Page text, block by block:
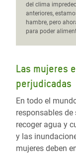
del clima
anteriores,
hambre, pero
para poder
Las mujeres
perjudicadas
En todo el
responsables
recoger agua y
y las
mujeres deben